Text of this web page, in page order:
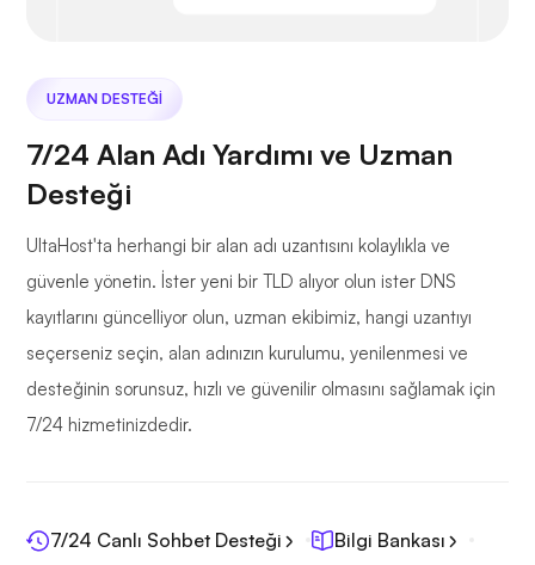
UZMAN DESTEĞI
7/24 Alan Adı Yardımı ve Uzman
Desteği
UltaHost'ta herhangi bir alan adı uzantısını kolaylıkla ve
güvenle yönetin. İster yeni bir TLD alıyor olun ister DNS
kayıtlarını güncelliyor olun, uzman ekibimiz, hangi uzantıyı
seçerseniz seçin, alan adınızın kurulumu, yenilenmesi ve
desteğinin sorunsuz, hızlı ve güvenilir olmasını sağlamak için
7/24 hizmetinizdedir.
7/24 Canlı Sohbet Desteği
Bilgi Bankası